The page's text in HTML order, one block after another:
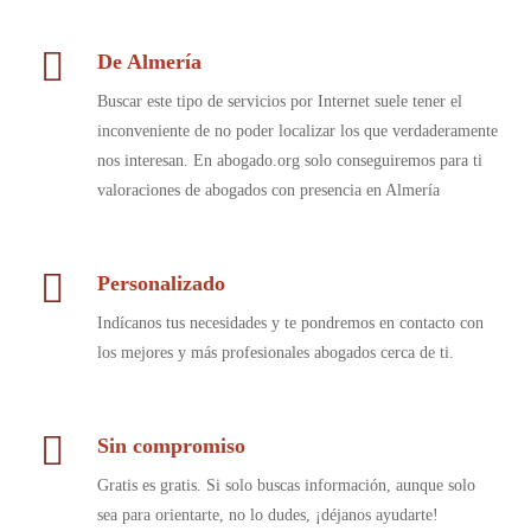
De Almería
Buscar este tipo de servicios por Internet suele tener el
inconveniente de no poder localizar los que verdaderamente
nos interesan. En abogado.org solo conseguiremos para ti
valoraciones de abogados con presencia en Almería
Personalizado
Indícanos tus necesidades y te pondremos en contacto con
los mejores y más profesionales abogados cerca de ti.
Sin compromiso
Gratis es gratis. Si solo buscas información, aunque solo
sea para orientarte, no lo dudes, ¡déjanos ayudarte!